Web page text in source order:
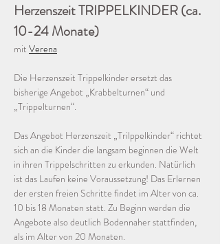
Herzenszeit TRIPPELKINDER (ca.
10-24 Monate)
mit Verena
Die Herzenszeit Trippelkinder ersetzt das
bisherige Angebot „Krabbelturnen“ und
„Trippelturnen“.
Das Angebot Herzenszeit „Trilppelkinder“ richtet
sich an die Kinder die langsam beginnen die Welt
in ihren Trippelschritten zu erkunden. Natürlich
ist das Laufen keine Voraussetzung! Das Erlernen
der ersten freien Schritte findet im Alter von ca.
10 bis 18 Monaten statt. Zu Beginn werden die
Angebote also deutlich Bodennaher stattfinden,
als im Alter von 20 Monaten.